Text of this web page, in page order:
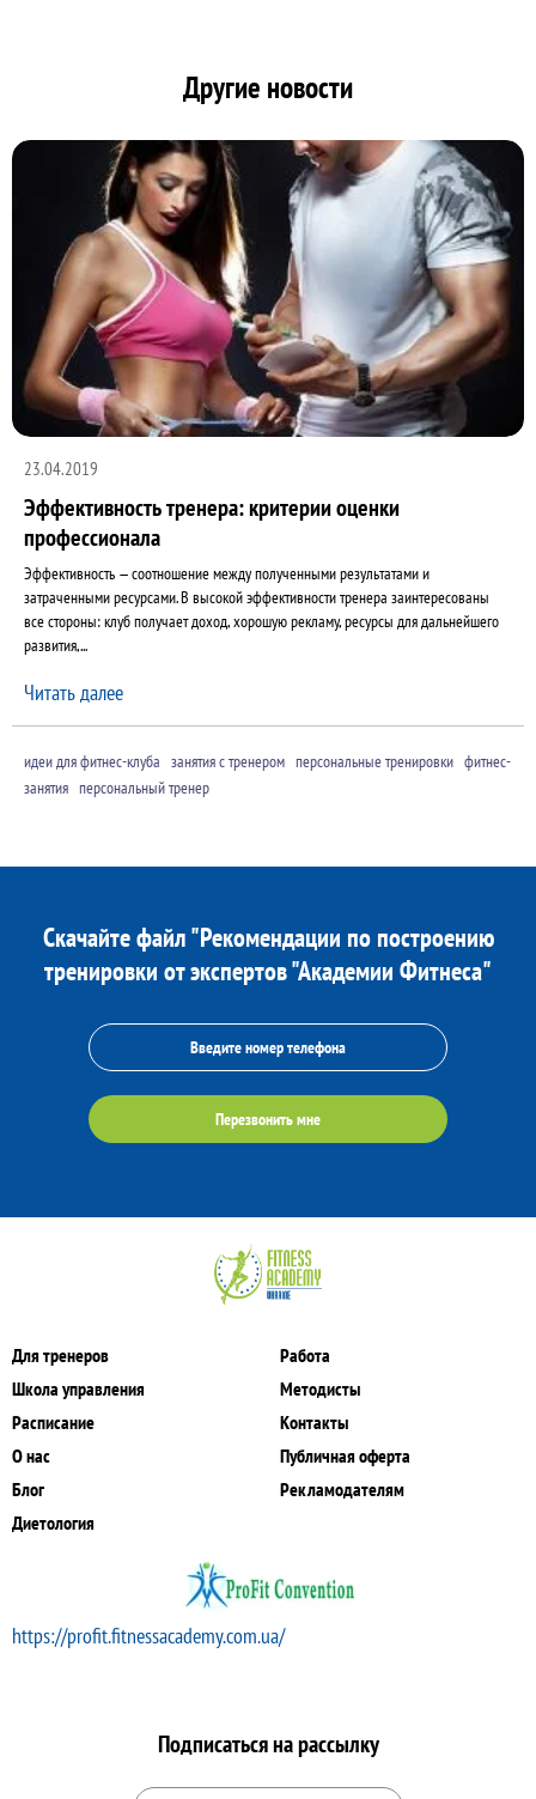
Другие новости
23.04.2019
Эффективность тренера: критерии оценки
профессионала
Эффективность — соотношение между полученными результатами и
затраченными ресурсами. В высокой эффективности тренера заинтересованы
все стороны: клуб получает доход, хорошую рекламу, ресурсы для дальнейшего
развития,...
Читать далее
идеи для фитнес-клуба занятия с тренером персональные тренировки фитнес-
занятия персональный тренер
Скачайте файл "Рекомендации по построению
тренировки от экспертов "Академии Фитнеса"
Перезвонить мне
Для тренеров
Школа управления
Расписание
О нас
Блог
Диетология
Работа
Методисты
Контакты
Публичная оферта
Рекламодателям
https://profit.fitnessacademy.com.ua/
Подписаться на рассылку